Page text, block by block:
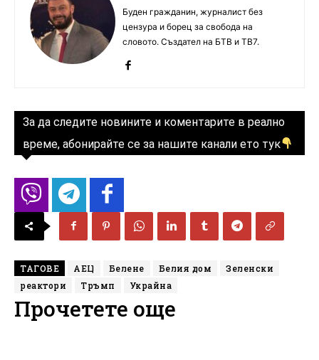
Буден гражданин, журналист без
цензура и борец за свобода на
словото. Създател на БТВ и ТВ7.
За да следите новините и коментарите в реално
време, абонирайте се за нашите канали ето тук
ТАГОВЕ АЕЦ Белене Белия дом
Зеленски
реактори
Тръмп Украйна
Прочетете още